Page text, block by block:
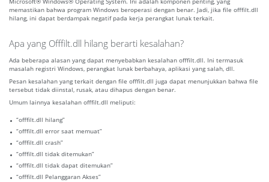
memastikan bahwa program Windows beroperasi dengan benar. Jadi, jika file offfilt.dll
hilang, ini dapat berdampak negatif pada kerja perangkat lunak terkait.
Apa yang Offfilt.dll hilang berarti kesalahan?
Ada beberapa alasan yang dapat menyebabkan kesalahan offfilt.dll. Ini termasuk
masalah registri Windows, perangkat lunak berbahaya, aplikasi yang salah, dll.
Pesan kesalahan yang terkait dengan file offfilt.dll juga dapat menunjukkan bahwa file
tersebut tidak diinstal, rusak, atau dihapus dengan benar.
Umum lainnya kesalahan offfilt.dll meliputi:
“offfilt.dll hilang”
“offfilt.dll error saat memuat”
“offfilt.dll crash”
“offfilt.dll tidak ditemukan”
“offfilt.dll tidak dapat ditemukan”
“offfilt.dll Pelanggaran Akses”